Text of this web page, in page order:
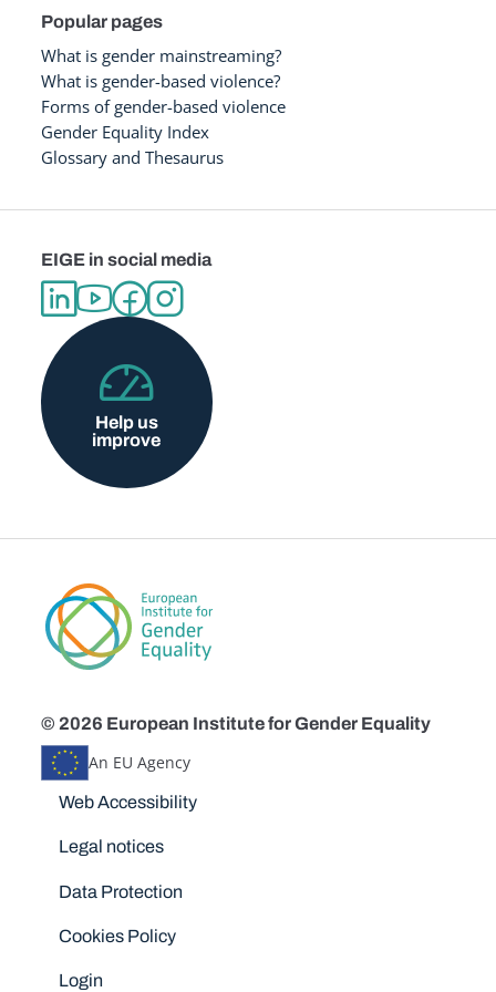
Popular pages
What is gender mainstreaming?
What is gender-based violence?
Forms of gender-based violence
Gender Equality Index
Glossary and Thesaurus
EIGE in social media
Help us
improve
© 2026 European Institute for Gender Equality
An EU Agency
Disclaimers
Web Accessibility
Legal notices
Data Protection
Cookies Policy
Login